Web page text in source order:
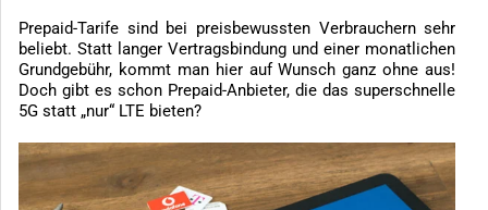
Prepaid-Tarife sind bei preisbewussten Verbrauchern sehr
beliebt. Statt langer Vertragsbindung und einer monatlichen
Grundgebühr, kommt man hier auf Wunsch ganz ohne aus!
Doch gibt es schon Prepaid-Anbieter, die das superschnelle
5G statt „nur“ LTE bieten?